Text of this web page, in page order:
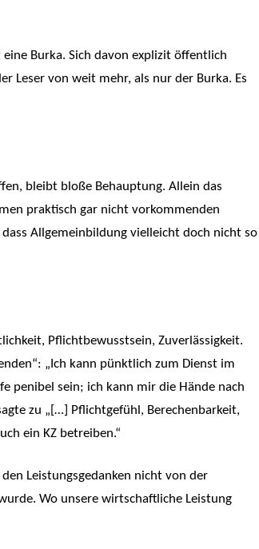
Burka. Sich davon explizit öffentlich
Leser von weit mehr, als nur der Burka. Es
bleibt bloße Behauptung. Allein das
praktisch gar nicht vorkommenden
Allgemeinbildung vielleicht doch nicht so
Pflichtbewusstsein, Zuverlässigkeit.
„Ich kann pünktlich zum Dienst im
penibel sein; ich kann mir die Hände nach
zu „[…] Pflichtgefühl, Berechenbarkeit,
ein KZ betreiben.“
Leistungsgedanken nicht von der
Wo unsere wirtschaftliche Leistung